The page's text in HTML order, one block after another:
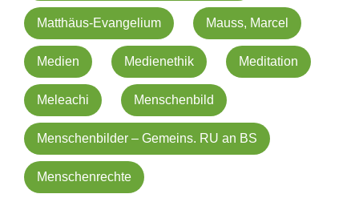
Matthäus-Evangelium Mauss, Marcel
Medien Medienethik Meditation
Meleachi Menschenbild
Menschenbilder – Gemeins. RU an BS
Menschenrechte